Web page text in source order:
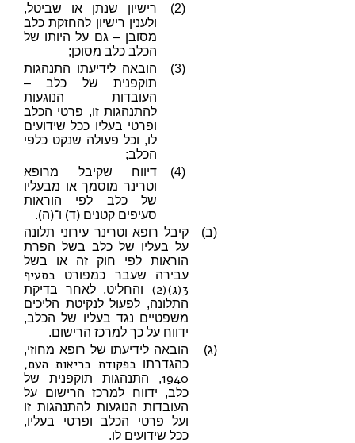
(2)
רישיון שנתן או שביטל,
ולענין רישיון להחזקת כלב
מסובן – גם על היותו של
הכלב כלב מסוכן;
(3)
הובאה לידיעתו התנהגות
תוקפנית של כלב –
העובדות הנוגעות
להתנהגות זו, פרטי הכלב
ופרטי בעליו ככל שידועים
לו, וכל פעולה שנקט כלפי
הכלב;
(4)
דיווח שקיבל מרופא
וטרינר מוסמך או מבעליו
של כלב לפי הוראות
סעיפים קטנים (ד) ו־(ה).
(ב)
קיבל רופא וטרינר עירוני תלונה
על בעליו של כלב בשל הפרת
הוראות לפי חוק זה או בשל
עבירה שעבר כמפורט בסעיף
3(ג)(2)
והחליט, לאחר בדיקת
התלונה, לפעול לנקיטת הליכים
משפטיים נגד בעליו של הכלב,
ידווח על כך למרכז הרישום.
(ג)
הובאה לידיעתו של רופא מחוזי,
כהגדרתו בפקודת בריאות העם,
1940, התנהגות תוקפנית של
כלב, ידווח למרכז הרישום על
העובדות הנוגעות להתנהגות זו
ועל פרטי הכלב ופרטי בעליו,
ככל שידועים לו.